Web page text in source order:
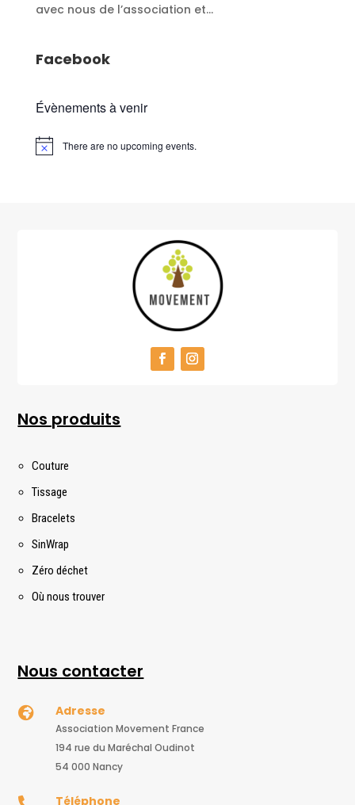
avec nous de l’association et...
Facebook
Évènements à venir
There are no upcoming events.
Nos produits
Couture
Tissage
Bracelets
SinWrap
Zéro déchet
Où nous trouver
Nous contacter
 Adresse
Association Movement France
194 rue du Maréchal Oudinot
54 000 Nancy
Téléphone